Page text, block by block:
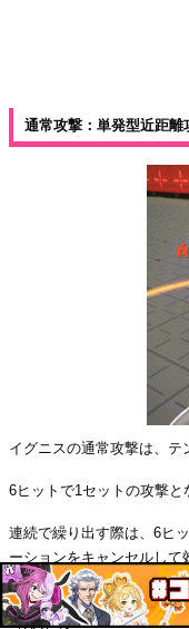
通常攻撃：単発型近距離
イグニスの通常攻撃は、テ
6ヒットで1セットの攻撃と
連続で繰り出す際は、6ヒ
ーションをキャンセルして
イグニスはアタッカーにし
（HA）後の追撃などで機